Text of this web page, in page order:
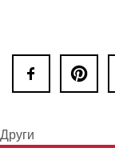
Други